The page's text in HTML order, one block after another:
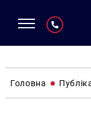
Головна